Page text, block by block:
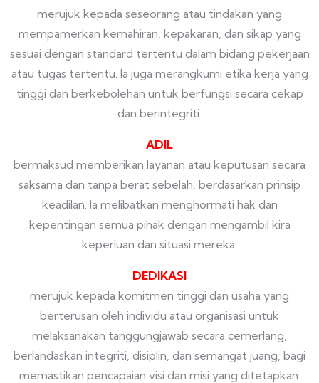
merujuk kepada seseorang atau tindakan yang
mempamerkan kemahiran, kepakaran, dan sikap yang
sesuai dengan standard tertentu dalam bidang pekerjaan
atau tugas tertentu. Ia juga merangkumi etika kerja yang
tinggi dan berkebolehan untuk berfungsi secara cekap
dan berintegriti.
ADIL
bermaksud memberikan layanan atau keputusan secara
saksama dan tanpa berat sebelah, berdasarkan prinsip
keadilan. Ia melibatkan menghormati hak dan
kepentingan semua pihak dengan mengambil kira
keperluan dan situasi mereka.
DEDIKASI
merujuk kepada komitmen tinggi dan usaha yang
berterusan oleh individu atau organisasi untuk
melaksanakan tanggungjawab secara cemerlang,
berlandaskan integriti, disiplin, dan semangat juang, bagi
memastikan pencapaian visi dan misi yang ditetapkan.